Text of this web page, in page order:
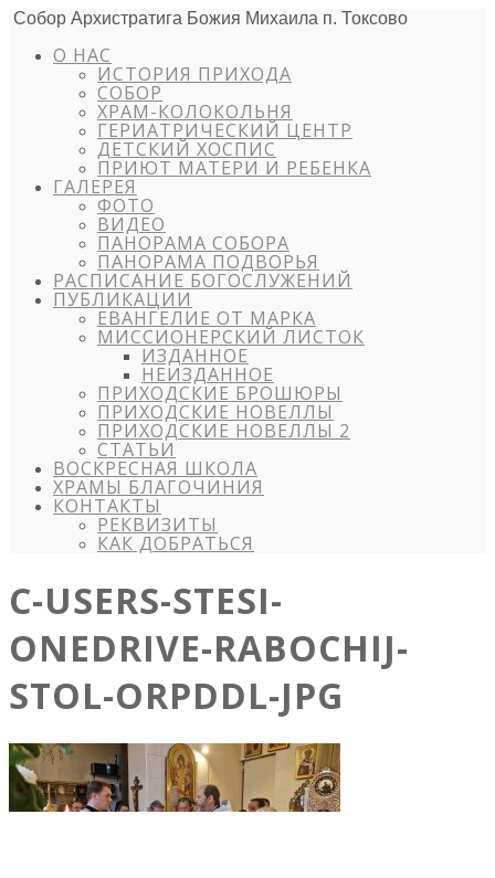
Собор Архистратига Божия Михаила п. Токсово
О НАС
ИСТОРИЯ ПРИХОДА
СОБОР
ХРАМ-КОЛОКОЛЬНЯ
ГЕРИАТРИЧЕСКИЙ ЦЕНТР
ДЕТСКИЙ ХОСПИС
ПРИЮТ МАТЕРИ И РЕБЕНКА
ГАЛЕРЕЯ
ФОТО
ВИДЕО
ПАНОРАМА СОБОРА
ПАНОРАМА ПОДВОРЬЯ
РАСПИСАНИЕ БОГОСЛУЖЕНИЙ
ПУБЛИКАЦИИ
ЕВАНГЕЛИЕ ОТ МАРКА
МИССИОНЕРСКИЙ ЛИСТОК
ИЗДАННОЕ
НЕИЗДАННОЕ
ПРИХОДСКИЕ БРОШЮРЫ
ПРИХОДСКИЕ НОВЕЛЛЫ
ПРИХОДСКИЕ НОВЕЛЛЫ 2
СТАТЬИ
ВОСКРЕСНАЯ ШКОЛА
ХРАМЫ БЛАГОЧИНИЯ
КОНТАКТЫ
РЕКВИЗИТЫ
КАК ДОБРАТЬСЯ
C-USERS-STESI-
ONEDRIVE-RABOCHIJ-
STOL-ORPDDL-JPG